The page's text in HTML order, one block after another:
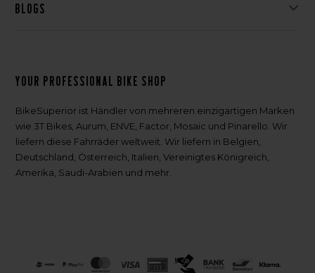
Blogs
Your professional bike shop
BikeSuperior ist Händler von mehreren einzigartigen Marken
wie 3T Bikes, Aurum, ENVE, Factor, Mosaic und Pinarello. Wir
liefern diese Fahrräder weltweit. Wir liefern in Belgien,
Deutschland, Österreich, Italien, Vereinigtes Königreich,
Amerika, Saudi-Arabien und mehr.